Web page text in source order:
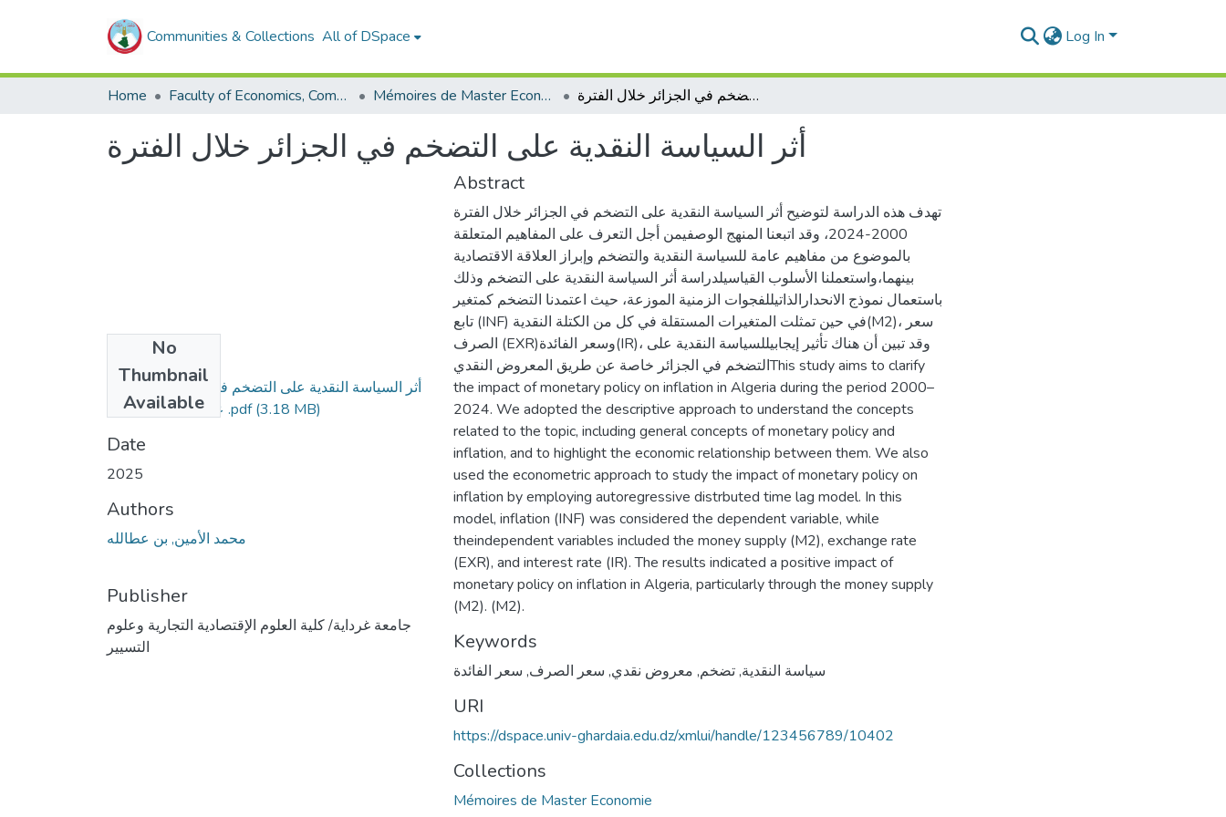
Communities & Collections All of DSpace Log In
Home Faculty of Economics, Commercial Sciences and Management Sciences Mémoires de Master Economie أثر السياسة النقدية على التضخم في الجزائر خلال الفترة
أثر السياسة النقدية على التضخم في الجزائر خلال الفترة
No
Thumbnail
Available
عطاالله محمد نهائية .pdf(3.18 MB)
Date
2025
Authors
محمد الأمين, بن عطالله
Publisher
جامعة غرداية/ كلية العلوم الإقتصادية التجارية وعلوم
التسيير
Abstract
تهدف هذه الدراسة لتوضيح أثر السياسة النقدية على التضخم في الجزائر خلال الفترة
2000-2024، وقد اتبعنا المنهج الوصفيمن أجل التعرف على المفاهيم المتعلقة
بالموضوع من مفاهيم عامة للسياسة النقدية والتضخم وإبراز العلاقة الاقتصادية
بينهما،واستعملنا الأسلوب القياسيلدراسة أثر السياسة النقدية على التضخم وذلك
باستعمال نموذج الانحدارالذاتيللفجوات الزمنية الموزعة، حيث اعتمدنا التضخم كمتغير
تابع (INF) في حين تمثلت المتغيرات المستقلة في كل من الكتلة النقدية(M2)، سعر
الصرف (EXR)وسعر الفائدة(IR)، وقد تبين أن هناك تأثير إيجابيللسياسة النقدية على
التضخم في الجزائر خاصة عن طريق المعروض النقديThis study aims to clarify
the impact of monetary policy on inflation in Algeria during the period 2000–
2024. We adopted the descriptive approach to understand the concepts
related to the topic, including general concepts of monetary policy and
inflation, and to highlight the economic relationship between them. We also
used the econometric approach to study the impact of monetary policy on
inflation by employing autoregressive distrbuted time lag model. In this
model, inflation (INF) was considered the dependent variable, while
theindependent variables included the money supply (M2), exchange rate
(EXR), and interest rate (IR). The results indicated a positive impact of
monetary policy on inflation in Algeria, particularly through the money supply
(M2). (M2).
Keywords
سياسة النقدية,تضخم, معروض نقدي, سعر الصرف, سعر الفائدة
URI
https://dspace.univ-ghardaia.edu.dz/xmlui/handle/123456789/10402
Collections
Mémoires de Master Economie